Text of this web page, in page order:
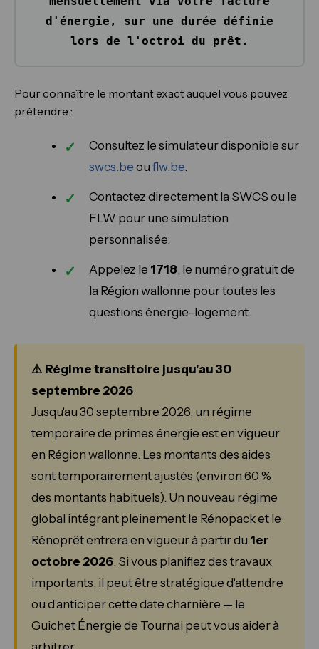
d'énergie, sur une durée définie
lors de l'octroi du prêt.
Pour connaître le montant exact auquel vous pouvez
prétendre :
Consultez le simulateur disponible sur
swcs.be ou flw.be.
Contactez directement la SWCS ou le
FLW pour une simulation
personnalisée.
Appelez le 1718, le numéro gratuit de
la Région wallonne pour toutes les
questions énergie-logement.
⚠️ Régime transitoire jusqu'au 30
septembre 2026
Jusqu'au 30 septembre 2026, un régime
temporaire de primes énergie est en vigueur
en Région wallonne. Les montants des aides
sont temporairement ajustés (environ 60 %
des montants habituels). Un nouveau régime
global intégrant pleinement le Rénopack et le
Rénoprêt entrera en vigueur à partir du 1er
octobre 2026. Si vous planifiez des travaux
importants, il peut être stratégique d'attendre
ou d'anticiper cette date charnière — le
Guichet Énergie de Tournai peut vous aider à